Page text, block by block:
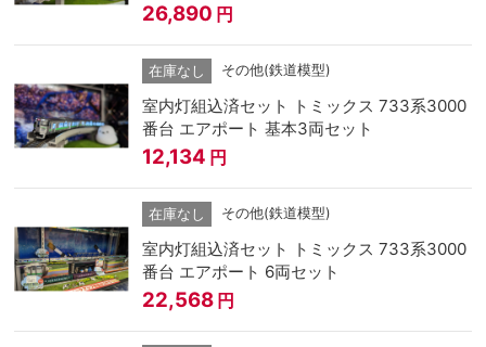
26,890 円
在庫なし その他(鉄道模型)
室内灯組込済セット トミックス 733系3000
番台 エアポート 基本3両セット
12,134 円
在庫なし その他(鉄道模型)
室内灯組込済セット トミックス 733系3000
番台 エアポート 6両セット
22,568 円